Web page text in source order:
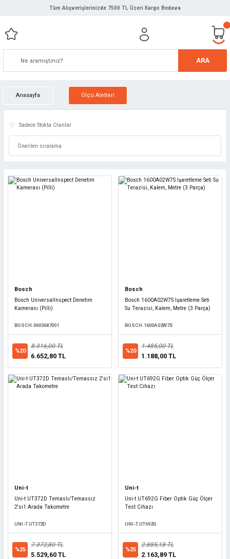
Tüm Alışverişlerinizde 7500 TL Üzeri Kargo Bedava
ARA
Anasayfa Ölçü Aletleri
Sadece Stokta Olanlar
Bosch
Bosch UniversalInspect Denetim
Kamerası (Pilli)
BOSCH.0603687001
%20
8.316,00 TL
6.652,80 TL
Bosch
Bosch 1600A02W7S İşaretleme Seti
Su Terazisi, Kalem, Metre (3 Parça)
BOSCH.1600A02W7S
%20
1.485,00 TL
1.188,00 TL
Uni-t
Uni-t UT372D Temaslı/Temassız
2'si1 Arada Takometre
UNI-T.UT372D
%25
7.372,80 TL
5.529,60 TL
Uni-t
Uni-t UT692G Fiber Optik Güç Ölçer
Test Cihazı
UNI-T.UT692G
%25
2.885,18 TL
2.163,89 TL